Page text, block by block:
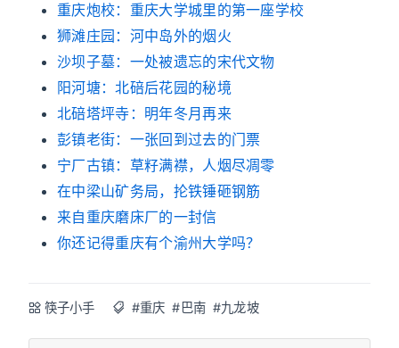
重庆炮校：重庆大学城里的第一座学校
狮滩庄园：河中岛外的烟火
沙坝子墓：一处被遗忘的宋代文物
阳河塘：北碚后花园的秘境
北碚塔坪寺：明年冬月再来
彭镇老街：一张回到过去的门票
宁厂古镇：草籽满襟，人烟尽凋零
在中梁山矿务局，抡铁锤砸钢筋
来自重庆磨床厂的一封信
你还记得重庆有个渝州大学吗？
筷子小手 #重庆 #巴南 #九龙坡